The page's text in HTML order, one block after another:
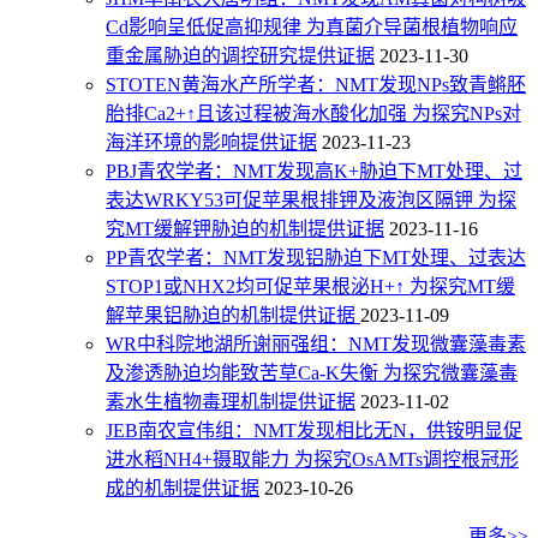
Cd影响呈低促高抑规律 为真菌介导菌根植物响应
重金属胁迫的调控研究提供证据 2023-11-30
STOTEN黄海水产所学者：NMT发现NPs致青鳉胚
胎排Ca2+↑且该过程被海水酸化加强 为探究NPs对
海洋环境的影响提供证据 2023-11-23
PBJ青农学者：NMT发现高K+胁迫下MT处理、过
表达WRKY53可促苹果根排钾及液泡区隔钾 为探
究MT缓解钾胁迫的机制提供证据 2023-11-16
PP青农学者：NMT发现铝胁迫下MT处理、过表达
STOP1或NHX2均可促苹果根泌H+↑ 为探究MT缓
解苹果铝胁迫的机制提供证据 2023-11-09
WR中科院地湖所谢丽强组：NMT发现微囊藻毒素
及渗透胁迫均能致苦草Ca-K失衡 为探究微囊藻毒
素水生植物毒理机制提供证据 2023-11-02
JEB南农宣伟组：NMT发现相比无N，供铵明显促
进水稻NH4+摄取能力 为探究OsAMTs调控根冠形
成的机制提供证据 2023-10-26